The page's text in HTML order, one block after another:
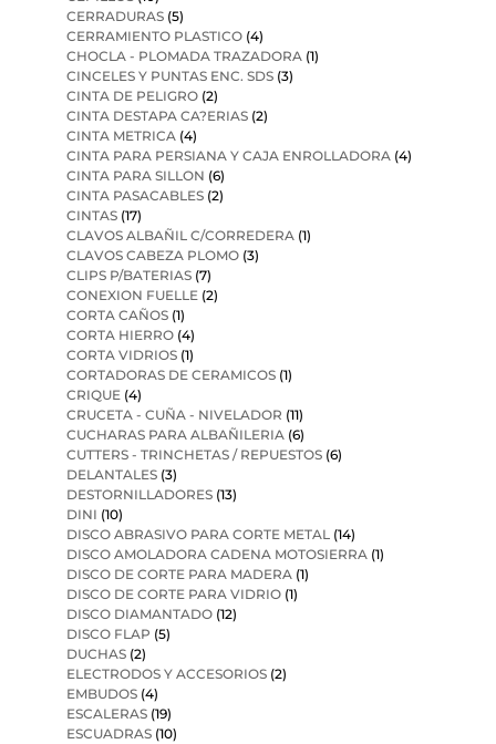
CERRADURAS (5)
CERRAMIENTO PLASTICO (4)
CHOCLA - PLOMADA TRAZADORA (1)
CINCELES Y PUNTAS ENC. SDS (3)
CINTA DE PELIGRO (2)
CINTA DESTAPA CA?ERIAS (2)
CINTA METRICA (4)
CINTA PARA PERSIANA Y CAJA ENROLLADORA (4)
CINTA PARA SILLON (6)
CINTA PASACABLES (2)
CINTAS (17)
CLAVOS ALBAÑIL C/CORREDERA (1)
CLAVOS CABEZA PLOMO (3)
CLIPS P/BATERIAS (7)
CONEXION FUELLE (2)
CORTA CAÑOS (1)
CORTA HIERRO (4)
CORTA VIDRIOS (1)
CORTADORAS DE CERAMICOS (1)
CRIQUE (4)
CRUCETA - CUÑA - NIVELADOR (11)
CUCHARAS PARA ALBAÑILERIA (6)
CUTTERS - TRINCHETAS / REPUESTOS (6)
DELANTALES (3)
DESTORNILLADORES (13)
DINI (10)
DISCO ABRASIVO PARA CORTE METAL (14)
DISCO AMOLADORA CADENA MOTOSIERRA (1)
DISCO DE CORTE PARA MADERA (1)
DISCO DE CORTE PARA VIDRIO (1)
DISCO DIAMANTADO (12)
DISCO FLAP (5)
DUCHAS (2)
ELECTRODOS Y ACCESORIOS (2)
EMBUDOS (4)
ESCALERAS (19)
ESCUADRAS (10)